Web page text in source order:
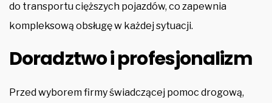
do transportu cięższych pojazdów, co zapewnia
kompleksową obsługę w każdej sytuacji.
Doradztwo i profesjonalizm
Przed wyborem firmy świadczącej pomoc drogową,